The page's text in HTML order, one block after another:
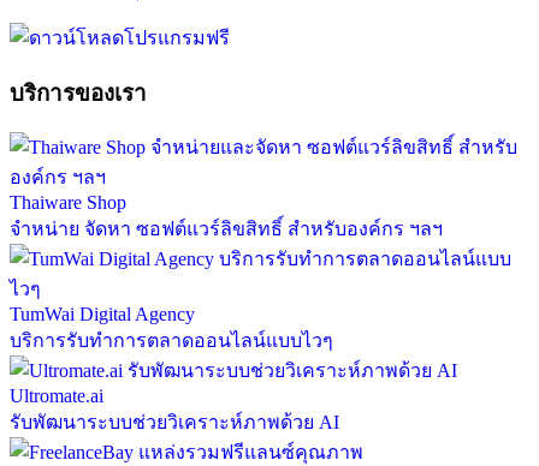
บริการของเรา
Thaiware Shop
จำหน่าย จัดหา ซอฟต์แวร์ลิขสิทธิ์ สำหรับองค์กร ฯลฯ
TumWai Digital Agency
บริการรับทำการตลาดออนไลน์แบบไวๆ
Ultromate.ai
รับพัฒนาระบบช่วยวิเคราะห์ภาพด้วย AI